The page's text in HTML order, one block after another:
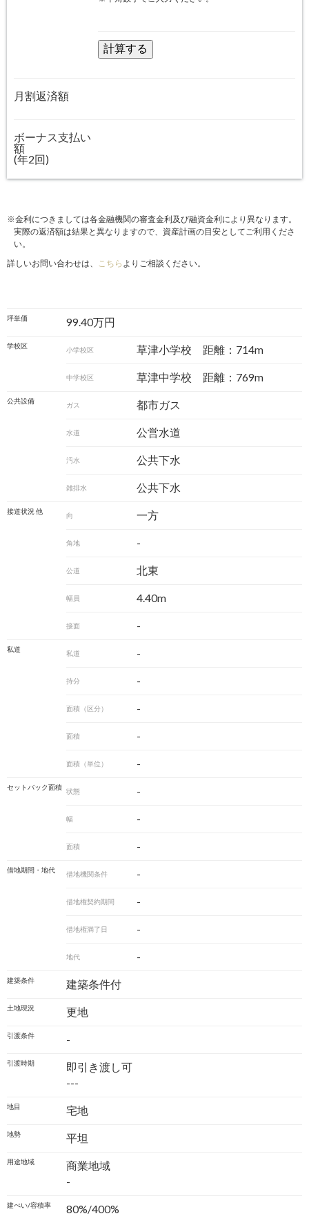
月割返済額
ボーナス支払い
額
(年2回)
※金利につきましては各金融機関の審査金利及び融資金利により異なります。
実際の返済額は結果と異なりますので、資産計画の目安としてご利用くださ
い。
詳しいお問い合わせは、 こちら よりご相談ください。
坪単価 99.40万円
学校区 小学校区 草津小学校 距離：714m
中学校区 草津中学校 距離：769m
公共設備 ガス 都市ガス
水道 公営水道
汚水 公共下水
雑排水 公共下水
接道状況 他 向 一方
角地 -
公道 北東
幅員 4.40m
接面 -
私道 私道 -
持分 -
面積（区分） -
面積 -
面積（単位） -
セットバック面積 状態 -
幅 -
面積 -
借地期間・地代 借地機関条件 -
借地権契約期間 -
借地権満了日 -
地代 -
建築条件 建築条件付
土地現況 更地
引渡条件 -
引渡時期
即引き渡し可
---
地目 宅地
地勢 平坦
用途地域
商業地域
-
建ぺい/容積率 80%/400%